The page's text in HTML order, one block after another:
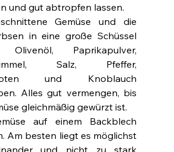
und gut abtropfen lassen.
Gemüse und die
in eine große Schüssel
Olivenöl, Paprikapulver,
Salz, Pfeffer,
und Knoblauch
Alles gut vermengen, bis
gleichmäßig gewürzt ist.
auf einem Backblech
Am besten liegt es möglichst